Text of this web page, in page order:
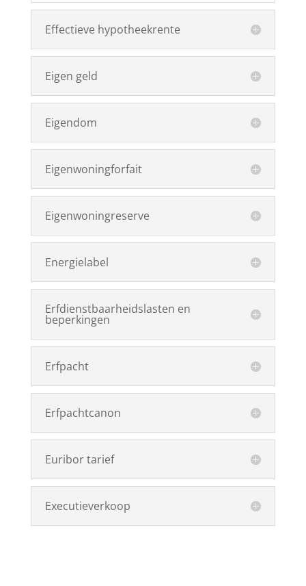
Effectieve hypotheekrente
Eigen geld
Eigendom
Eigenwoningforfait
Eigenwoningreserve
Energielabel
Erfdienstbaarheidslasten en
beperkingen
Erfpacht
Erfpachtcanon
Euribor tarief
Executieverkoop